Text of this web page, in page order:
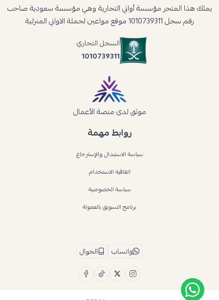
روابط مهمة
سياسة الاستبدال والإسترجاع
اتفاقية الاستخدام
سياسة الخصوصية
برنامج التسويق بالعمولة
يملك هذا المتجر مؤسسة أواني التجارية وهي مؤسسة سعودية صاحب
رقم سجل 1010739311 موقع مواعين لجملة الاواني المنزلية
السجل التجاري
1010739311
موثق لدى منصة الأعمال
واتساب الجوال